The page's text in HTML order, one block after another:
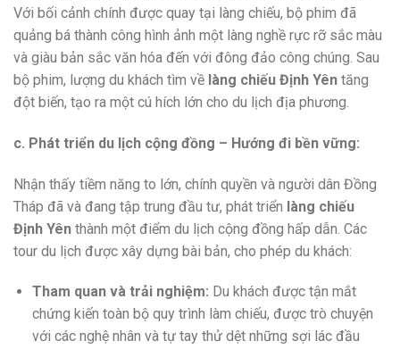
Với bối cảnh chính được quay tại làng chiếu, bộ phim đã
quảng bá thành công hình ảnh một làng nghề rực rỡ sắc màu
và giàu bản sắc văn hóa đến với đông đảo công chúng. Sau
bộ phim, lượng du khách tìm về làng chiếu Định Yên tăng
đột biến, tạo ra một cú hích lớn cho du lịch địa phương.
c. Phát triển du lịch cộng đồng – Hướng đi bền vững:
Nhận thấy tiềm năng to lớn, chính quyền và người dân Đồng
Tháp đã và đang tập trung đầu tư, phát triển làng chiếu
Định Yên thành một điểm du lịch cộng đồng hấp dẫn. Các
tour du lịch được xây dựng bài bản, cho phép du khách:
Tham quan và trải nghiệm: Du khách được tận mắt
chứng kiến toàn bộ quy trình làm chiếu, được trò chuyện
với các nghệ nhân và tự tay thử dệt những sợi lác đầu